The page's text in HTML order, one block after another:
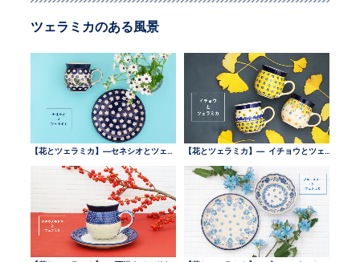
ツェラミカのある風景